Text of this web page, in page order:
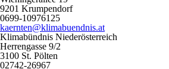
9201 Krumpendorf
0699-10976125
kaernten@klimabuendnis.at
Klimabündnis Niederösterreich
Herrengasse 9/2
3100 St. Pölten
02742-26967